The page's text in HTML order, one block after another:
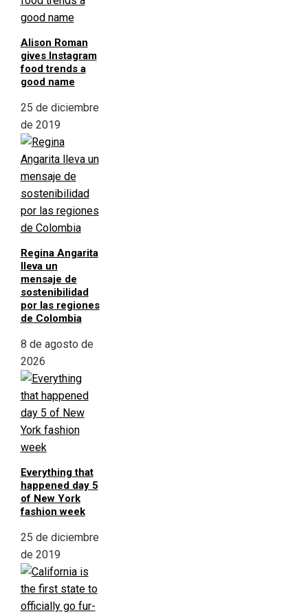
Alison Roman
gives Instagram
food trends a
good name
25 de diciembre
de 2019
Regina Angarita
lleva un
mensaje de
sostenibilidad
por las regiones
de Colombia
8 de agosto de
2026
Everything that
happened day 5
of New York
fashion week
25 de diciembre
de 2019